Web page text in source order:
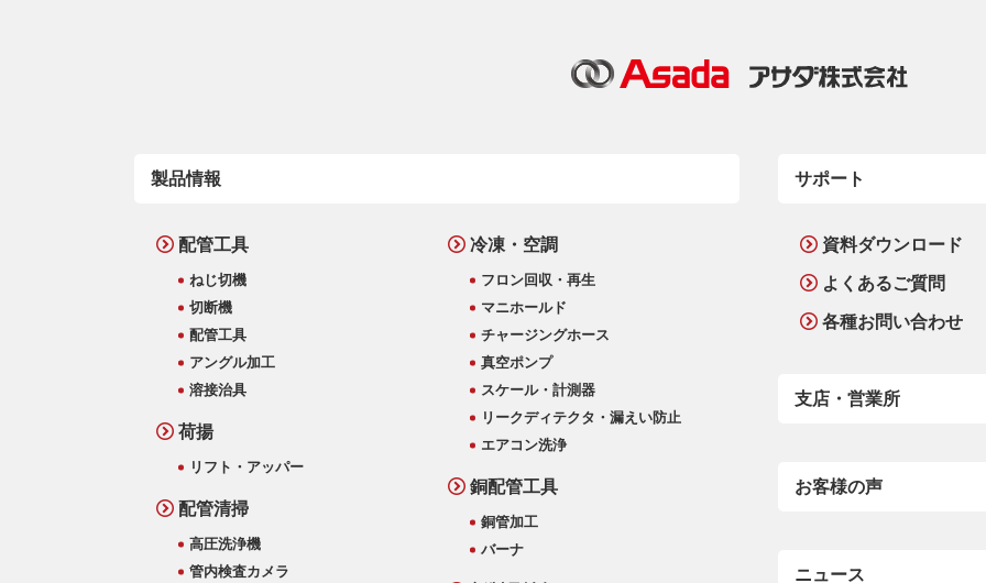
製品情報
配管工具
ねじ切機
切断機
配管工具
アングル加工
溶接治具
荷揚
リフト・アッパー
配管清掃
高圧洗浄機
管内検査カメラ
冷凍・空調
フロン回収・再生
マニホールド
チャージングホース
真空ポンプ
スケール・計測器
リークディテクタ・漏えい防止
エアコン洗浄
銅配管工具
銅管加工
バーナ
サポート
資料ダウンロード
よくあるご質問
各種お問い合わせ
支店・営業所
お客様の声
ニュース